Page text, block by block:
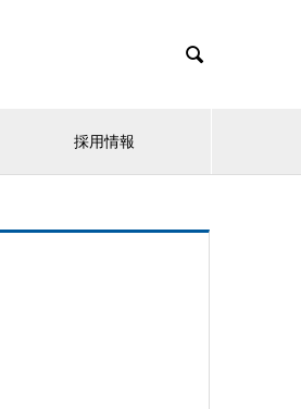

採用情報